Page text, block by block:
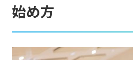
始め方